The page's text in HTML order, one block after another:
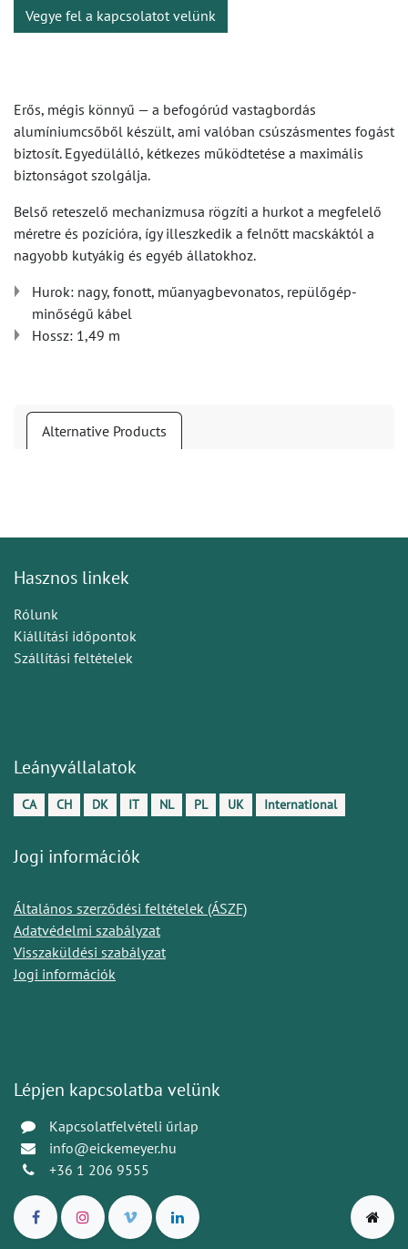
Vegye fel a kapcsolatot velünk
Erős, mégis könnyű — a befogórúd vastagbordás
alumíniumcsőből készült, ami valóban csúszásmentes fogást
biztosít. Egyedülálló, kétkezes működtetése a maximális
biztonságot szolgálja.
Belső reteszelő mechanizmusa rögzíti a hurkot a megfelelő
méretre és pozícióra, így illeszkedik a felnőtt macskáktól a
nagyobb kutyákig és egyéb állatokhoz.
Hurok: nagy, fonott, műanyagbevonatos, repülőgép-
minőségű kábel
Hossz: 1,49 m
Alternative Products
Hasznos linkek
Rólunk
Kiállítási időpontok
Szállítási feltételek
Leányvállalatok
CA CH DK IT NL PL UK International
Jogi információk
Általános szerződési feltételek (ÁSZF)
Adatvédelmi szabályzat
Visszaküldési szabályzat
Jogi információk
Lépjen kapcsolatba velünk
Kapcsolatfelvételi űrlap
info@eickemeyer.hu
+36 1 206 9555